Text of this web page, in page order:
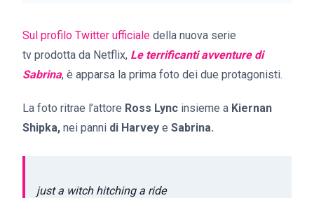
Sul profilo Twitter ufficiale della nuova serie
tv prodotta da Netflix, Le terrificanti avventure di
Sabrina, è apparsa la prima foto dei due protagonisti.
La foto ritrae l’attore Ross Lync insieme a Kiernan
Shipka, nei panni di Harvey e Sabrina.
just a witch hitching a ride